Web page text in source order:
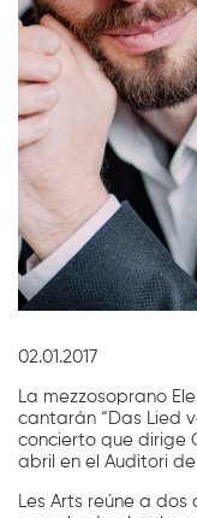
02.01.2017
La mezzosoprano
cantarán “Das Lied
concierto que dirige
abril en el Auditori
Les Arts reúne a